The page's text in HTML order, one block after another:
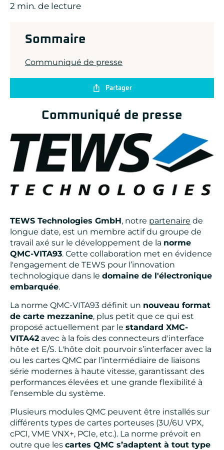
ADLINK
EIZO Rugged Solutions
NEW WAVE DESIGN
TEWS TECHNOLOGIES GmbH
2 min. de lecture
Sommaire
Communiqué de presse
Partager
Communiqué de presse
TEWS Technologies GmbH, notre partenaire de
longue date, est un membre actif du groupe de
travail axé sur le développement de la norme
QMC-VITA93. Cette collaboration met en évidence
l'engagement de TEWS pour l’innovation
technologique dans le domaine de l'électronique
embarquée.
La norme QMC-VITA93 définit un nouveau format
de carte mezzanine, plus petit que ce qui est
proposé actuellement par le standard XMC-
VITA42 avec à la fois des connecteurs d'interface
hôte et E/S. L'hôte doit pourvoir s’interfacer avec la
ou les cartes QMC par l’intermédiaire de liaisons
série modernes à haute vitesse, garantissant des
performances élevées et une grande flexibilité à
l’ensemble du système.
Plusieurs modules QMC peuvent être installés sur
différents types de cartes porteuses (3U/6U VPX,
cPCI, VME VNX+, PCIe, etc.). La norme prévoit en
outre que les cartes QMC s’adaptent à tout type